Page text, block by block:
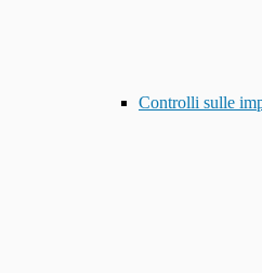
Controlli sulle